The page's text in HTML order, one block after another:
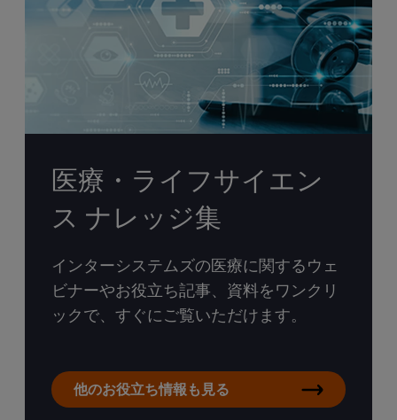
医療・ライフサイエン
ス ナレッジ集
インターシステムズの医療に関するウェ
ビナーやお役立ち記事、資料をワンクリ
ックで、すぐにご覧いただけます。
他のお役立ち情報も見る